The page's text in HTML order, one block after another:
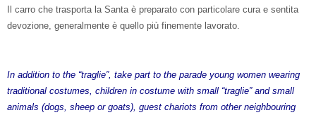
Il carro che trasporta la Santa è preparato con particolare cura e sentita
devozione, generalmente è quello più finemente lavorato.
In addition to the “traglie”, take part to the parade young women wearing
traditional costumes, children in costume with small “traglie” and small
animals (dogs, sheep or goats), guest chariots from other neighbouring